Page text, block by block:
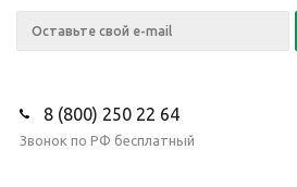
8 (800) 250 22 64
Звонок по РФ бесплатный